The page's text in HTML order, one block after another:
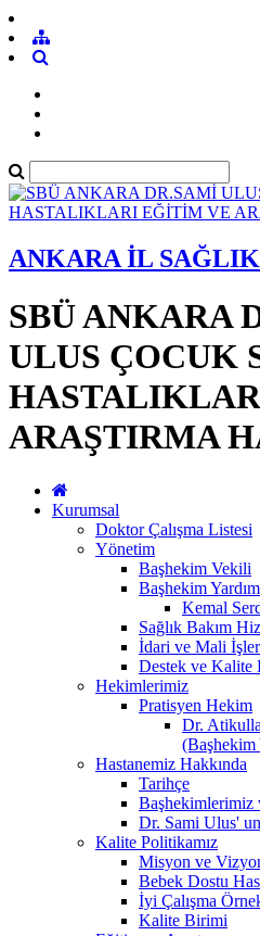
ANKARA İL
SBÜ ANKARA
ULUS ÇOCUK
ARAŞTIRMA
Kurumsal
Doktor Çalışma Listesi
Yönetim
Başhekim Vekili
Başhekim
Kemal
Sağlık Bakım
İdari ve Mali
Destek ve Kalite
Hekimlerimiz
Pratisyen Hekim
Dr.
(Başhekim
Hastanemiz Hakkında
Tarihçe
Başhekimlerimiz
Dr. Sami Ulus'
Kalite Politikamız
Misyon ve
Bebek Dostu
İyi Çalışma
Kalite Birimi